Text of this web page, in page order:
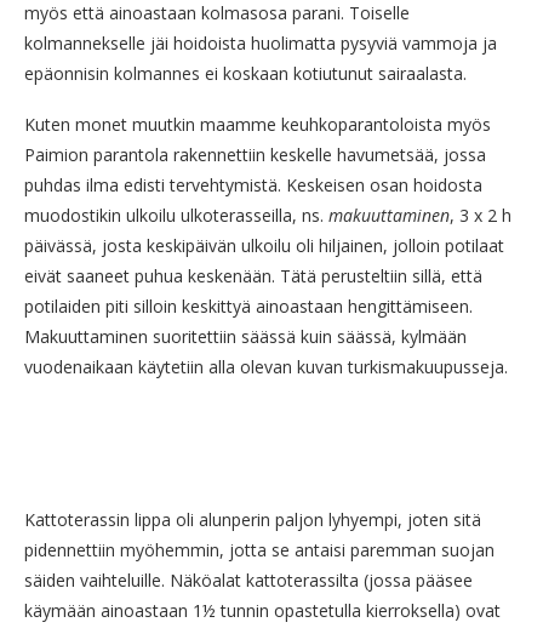
myös että ainoastaan kolmasosa parani. Toiselle
kolmannekselle jäi hoidoista huolimatta pysyviä vammoja ja
epäonnisin kolmannes ei koskaan kotiutunut sairaalasta.
Kuten monet muutkin maamme keuhkoparantoloista myös
Paimion parantola rakennettiin keskelle havumetsää, jossa
puhdas ilma edisti tervehtymistä. Keskeisen osan hoidosta
muodostikin ulkoilu ulkoterasseilla, ns. makuuttaminen, 3 x 2 h
päivässä, josta keskipäivän ulkoilu oli hiljainen, jolloin potilaat
eivät saaneet puhua keskenään. Tätä perusteltiin sillä, että
potilaiden piti silloin keskittyä ainoastaan hengittämiseen.
Makuuttaminen suoritettiin säässä kuin säässä, kylmään
vuodenaikaan käytetiin alla olevan kuvan turkismakuupusseja.
Kattoterassin lippa oli alunperin paljon lyhyempi, joten sitä
pidennettiin myöhemmin, jotta se antaisi paremman suojan
säiden vaihteluille. Näköalat kattoterassilta (jossa pääsee
käymään ainoastaan 1½ tunnin opastetulla kierroksella) ovat